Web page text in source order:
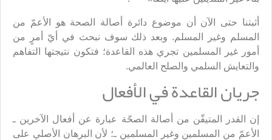
أثبتنا حتى الآن أن موضوع دائرة أصالة الصحة هو الأعمّ من
المسلم وغير المسلم. وبعد ذلك سوف نبحث في أيّ أمرٍ من
أمور غير المسلمين تجري هذه القاعدة؛ فتكون نتيجتها التفاهم
والتعايش السلمي والصلح العالمي.
جريان القاعدة في الأفعال
إن القدر المتيقّن من أصالة الصحّة عبارة عن أفعال الآخرين ـ
الأعمّ من المسلمين وغير المسلمين ـ؛ لأن البرهان الأصلي على